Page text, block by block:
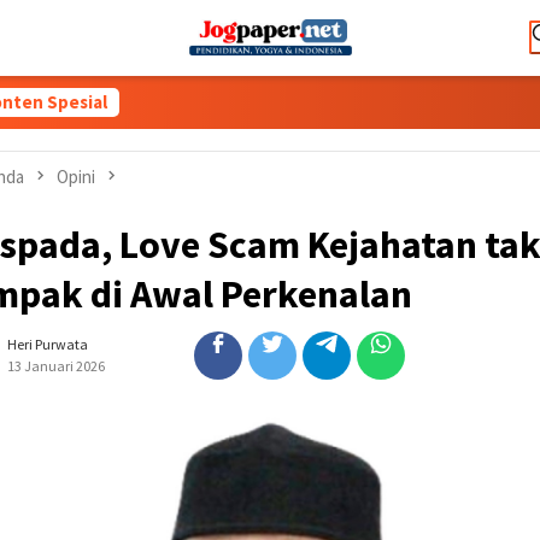
Spesial
Opini
Love Scam Kejahatan tak
di Awal Perkenalan
Heri Purwata
13 Januari 2026